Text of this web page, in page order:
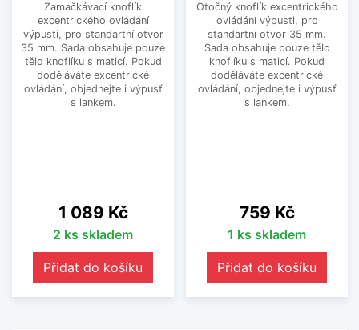
Zamačkávací knoflík
excentrického ovládání
výpusti, pro standartní otvor
35 mm. Sada obsahuje pouze
tělo knoflíku s maticí. Pokud
doděláváte excentrické
ovládání, objednejte i výpusť
s lankem.
Cena
1 089 Kč
2 ks skladem
Přidat do košíku
Otočný knoflík excentrického
ovládání výpusti, pro
standartní otvor 35 mm.
Sada obsahuje pouze tělo
knoflíku s maticí. Pokud
doděláváte excentrické
ovládání, objednejte i výpusť
s lankem.
Cena
759 Kč
1 ks skladem
Přidat do košíku